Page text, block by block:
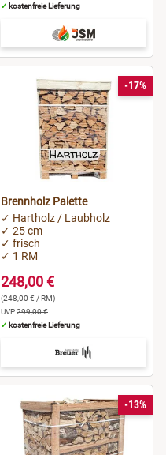
✓ kostenfreie Lieferung
-17%
Brennholz Palette
✓ Hartholz / Laubholz
✓ 25 cm
✓ frisch
✓ 1 RM
248,00 €
(248,00 € / RM)
UVP299,00 €
✓ kostenfreie Lieferung
-13%